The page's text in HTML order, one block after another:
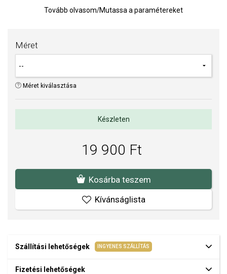
a legmagasabb AAA minőségben.
Az anyagok és a kivitelezés minősége elsőrendű számunkra.
Tovább olvasom/Mutassa a paramétereket
Méret
Méret kiválasztása
Készleten
19 900 Ft
Kosárba teszem
Kívánságlista
Szállítási lehetőségek INGYENES SZÁLLÍTÁS
Fizetési lehetőségek